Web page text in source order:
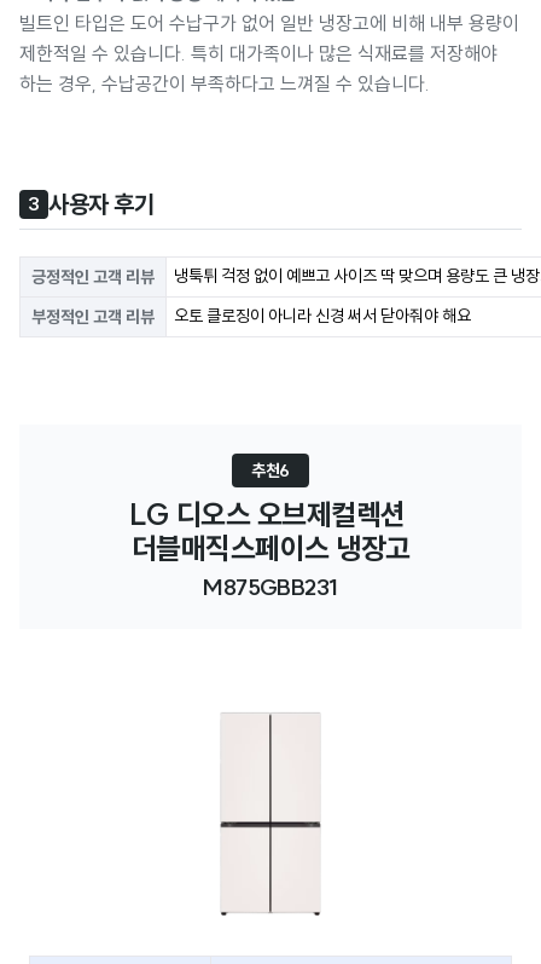
빌트인 타입은 도어 수납구가 없어 일반 냉장고에 비해 내부 용량이
제한적일 수 있습니다. 특히 대가족이나 많은 식재료를 저장해야
하는 경우, 수납공간이 부족하다고 느껴질 수 있습니다.
3 사용자 후기
긍정적인 고객 리뷰
냉툭튀 걱정 없이 예쁘고 사이즈 딱 맞으며 용량도 큰 냉
부정적인 고객 리뷰
오토 클로징이 아니라 신경 써서 닫아줘야 해요
추천6
LG 디오스 오브제컬렉션
더블매직스페이스 냉장고
M875GBB231